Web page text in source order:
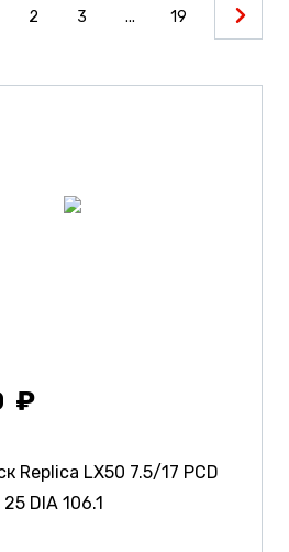
2 3 ... 19
Replica LX50 7.5/17 PCD
DIA 106.1